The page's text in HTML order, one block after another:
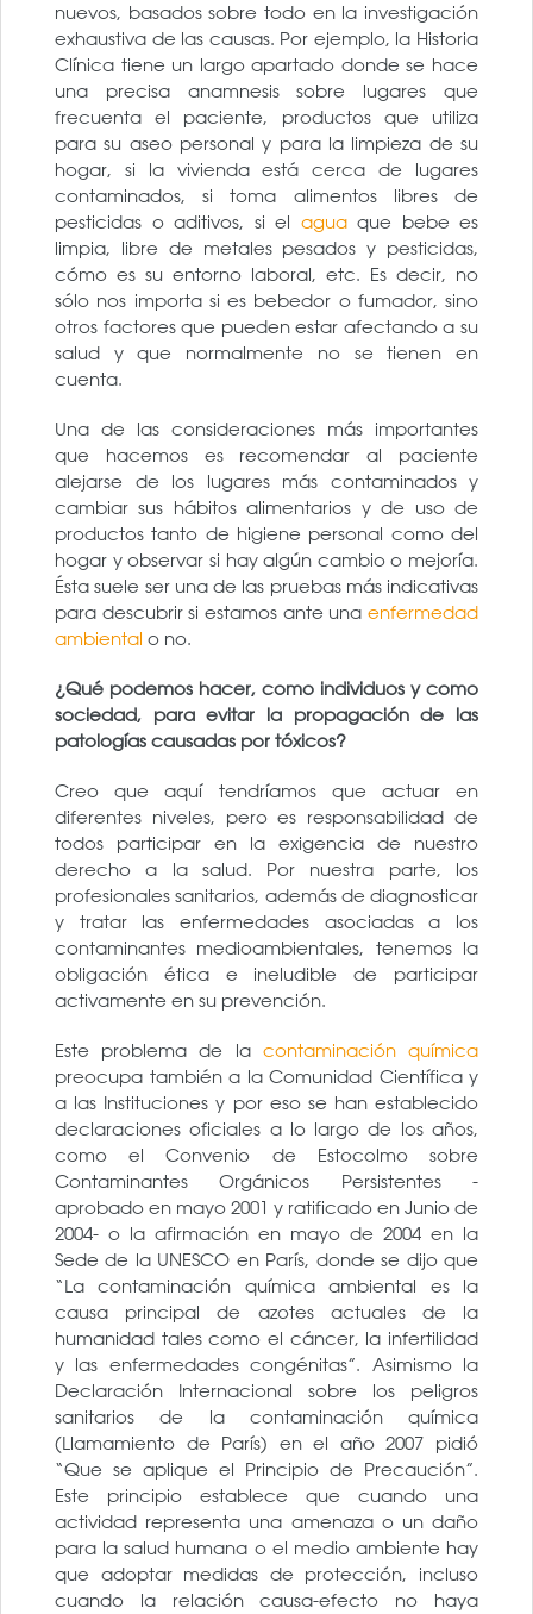
nuevos, basados sobre todo en la investigación
exhaustiva de las causas. Por ejemplo, la Historia
Clínica tiene un largo apartado donde se hace
una precisa anamnesis sobre lugares que
frecuenta el paciente, productos que utiliza
para su aseo personal y para la limpieza de su
hogar, si la vivienda está cerca de lugares
contaminados, si toma alimentos libres de
pesticidas o aditivos, si el aguaque bebe es
limpia, libre de metales pesados y pesticidas,
cómo es su entorno laboral, etc. Es decir, no
sólo nos importa si es bebedor o fumador, sino
otros factores que pueden estar afectando a su
salud y que normalmente no se tienen en
cuenta.
Una de las consideraciones más importantes
que hacemos es recomendar al paciente
alejarse de los lugares más contaminados y
cambiar sus hábitos alimentarios y de uso de
productos tanto de higiene personal como del
hogar y observar si hay algún cambio o mejoría.
Ésta suele ser una de las pruebas más indicativas
para descubrir si estamos ante una enfermedad
ambiental o no.
¿Qué podemos hacer, como individuos y como
sociedad, para evitar la propagación de las
patologías causadas por tóxicos?
Creo que aquí tendríamos que actuar en
diferentes niveles, pero es responsabilidad de
todos participar en la exigencia de nuestro
derecho a la salud. Por nuestra parte, los
profesionales sanitarios, además de diagnosticar
y tratar las enfermedades asociadas a los
contaminantes medioambientales, tenemos la
obligación ética e ineludible de participar
activamente en su prevención.
Este problema de la contaminación química
preocupa también a la Comunidad Científica y
a las Instituciones y por eso se han establecido
declaraciones oficiales a lo largo de los años,
como el Convenio de Estocolmo sobre
Contaminantes Orgánicos Persistentes -
aprobado en mayo 2001 y ratificado en Junio de
2004- o la afirmación en mayo de 2004 en la
Sede de la UNESCO en París, donde se dijo que
“La contaminación química ambiental es la
causa principal de azotes actuales de la
humanidad tales como el cáncer, la infertilidad
y las enfermedades congénitas”. Asimismo la
Declaración Internacional sobre los peligros
sanitarios de la contaminación química
(Llamamiento de París) en el año 2007 pidió
“Que se aplique el Principio de Precaución”.
Este principio establece que cuando una
actividad representa una amenaza o un daño
para la salud humana o el medio ambiente hay
que adoptar medidas de protección, incluso
cuando la relación causa-efecto no haya